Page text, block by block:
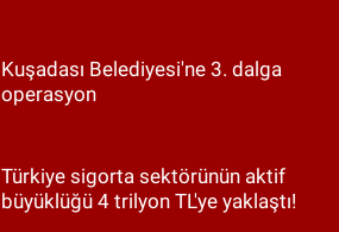
Kuşadası Belediyesi'ne 3. dalga
operasyon
Türkiye sigorta sektörünün aktif
büyüklüğü 4 trilyon TL'ye yaklaştı!